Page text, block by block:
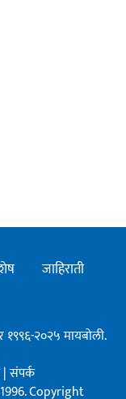
जाहिराती
१९९६-२०२५ मायबोली.
|संपर्क
Copyright